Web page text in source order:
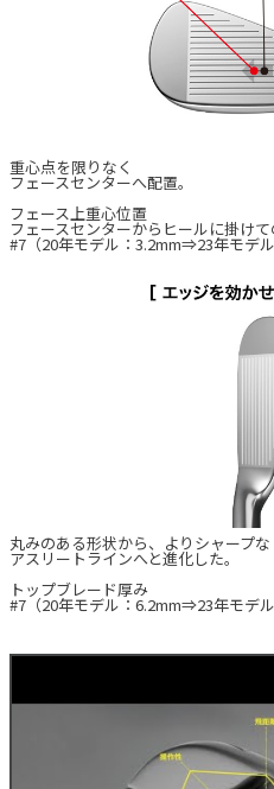
重心点を限りなく
フェースセンターへ配置。
フェース上重心位置
フェースセンターからヒールに掛け
#7（20年モデル：3.2mm⇒23年モデル
丸みのある形状から、よりシャープな
アスリートラインへと進化した。
トップブレード厚み
#7（20年モデル：6.2mm⇒23年モデル